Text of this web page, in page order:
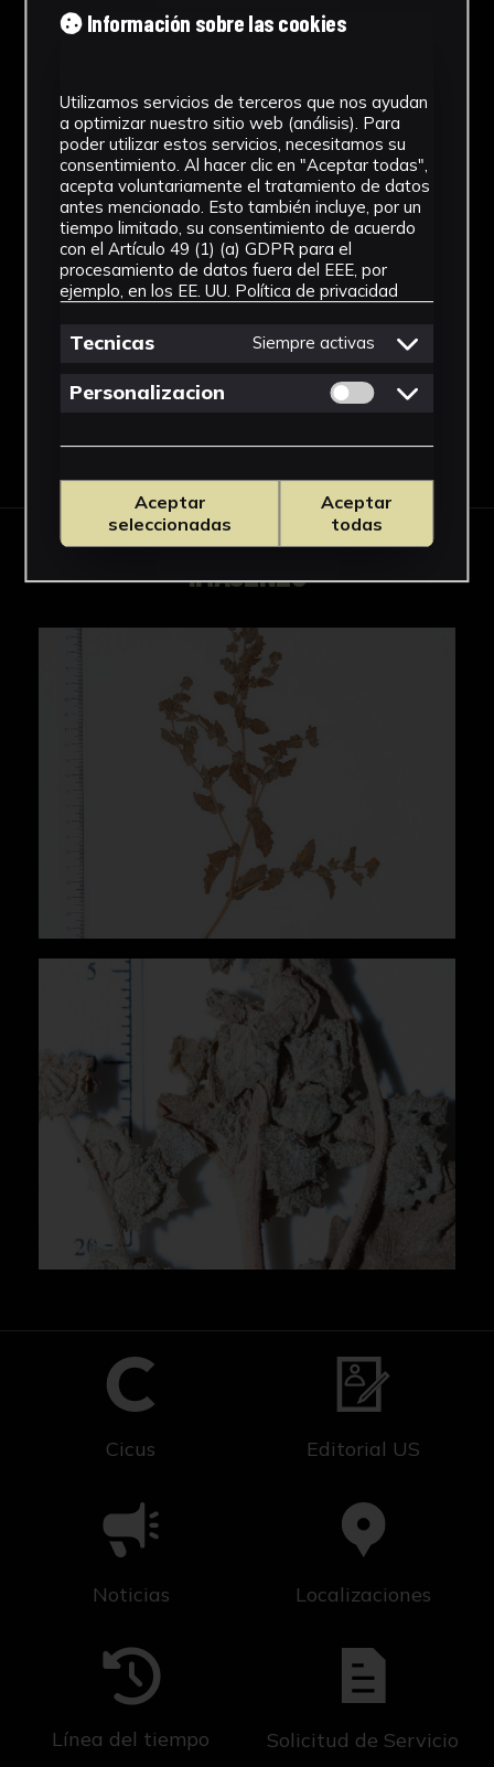
SF
Fondo Herbario
Inscripciones
B-018
Género
Atriplex
Descargar Ficha
IMÁGENES
Cicus Editorial US
Noticias Localizaciones
Línea del tiempo Solicitud de Servicio
Información sobre las cookies
Utilizamos servicios de terceros que nos ayudan
a optimizar nuestro sitio web (análisis). Para
poder utilizar estos servicios, necesitamos su
consentimiento. Al hacer clic en "Aceptar todas",
acepta voluntariamente el tratamiento de datos
antes mencionado. Esto también incluye, por un
tiempo limitado, su consentimiento de acuerdo
con el Artículo 49 (1) (a) GDPR para el
procesamiento de datos fuera del EEE, por
ejemplo, en los EE. UU. Política de privacidad
Tecnicas Siempre activas
Personalizacion Permitir cookies
Aceptar
seleccionadas
Aceptar
todas